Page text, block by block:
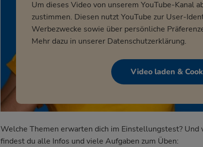
Um dieses Video von unserem YouTube-Kanal
zustimmen. Diesen nutzt YouTube zur User-
Werbezwecke sowie über persönliche
Mehr dazu in unserer Datenschutzerklärung.
Video laden &
Welche Themen erwarten dich im Einstellungstest?
findest du alle Infos und viele Aufgaben zum Üben: